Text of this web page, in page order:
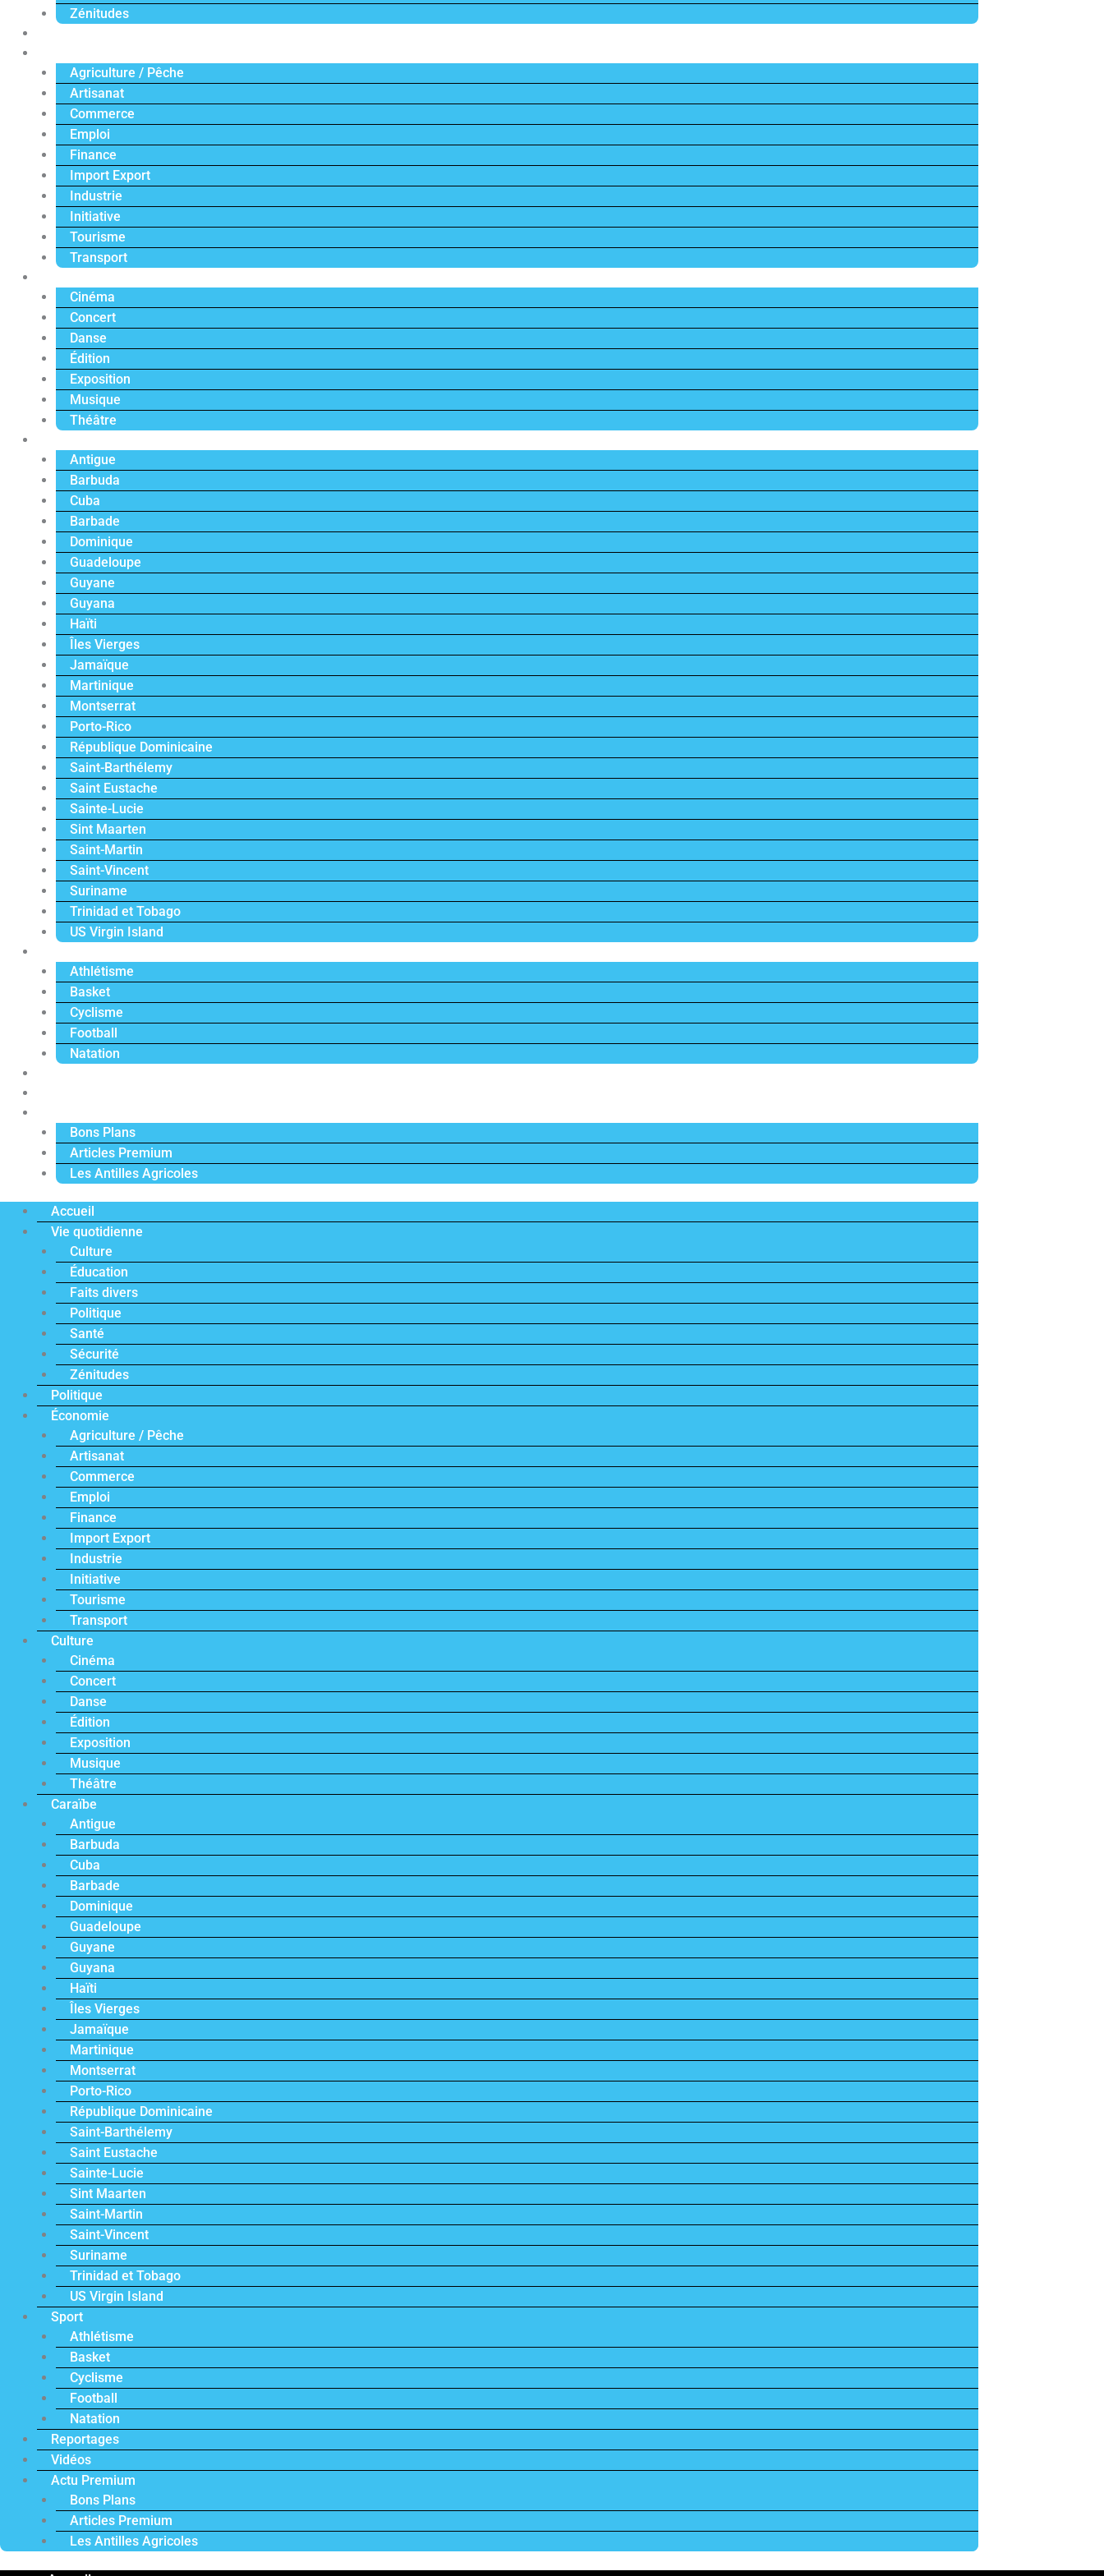
Zénitudes
Agriculture / Pêche
Artisanat
Commerce
Emploi
Finance
Import Export
Industrie
Initiative
Tourisme
Transport
Cinéma
Concert
Danse
Édition
Exposition
Musique
Théâtre
Antigue
Barbuda
Cuba
Barbade
Dominique
Guadeloupe
Guyane
Guyana
Haïti
Îles Vierges
Jamaïque
Martinique
Montserrat
Porto-Rico
République Dominicaine
Saint-Barthélemy
Saint Eustache
Sainte-Lucie
Sint Maarten
Saint-Martin
Saint-Vincent
Suriname
Trinidad et Tobago
US Virgin Island
Athlétisme
Basket
Cyclisme
Football
Natation
Bons Plans
Articles Premium
Les Antilles Agricoles
Accueil
Vie quotidienne
Culture
Éducation
Faits divers
Politique
Santé
Sécurité
Zénitudes
Politique
Économie
Agriculture / Pêche
Artisanat
Commerce
Emploi
Finance
Import Export
Industrie
Initiative
Tourisme
Transport
Culture
Cinéma
Concert
Danse
Édition
Exposition
Musique
Théâtre
Caraïbe
Antigue
Barbuda
Cuba
Barbade
Dominique
Guadeloupe
Guyane
Guyana
Haïti
Îles Vierges
Jamaïque
Martinique
Montserrat
Porto-Rico
République Dominicaine
Saint-Barthélemy
Saint Eustache
Sainte-Lucie
Sint Maarten
Saint-Martin
Saint-Vincent
Suriname
Trinidad et Tobago
US Virgin Island
Sport
Athlétisme
Basket
Cyclisme
Football
Natation
Reportages
Vidéos
Actu Premium
Bons Plans
Articles Premium
Les Antilles Agricoles